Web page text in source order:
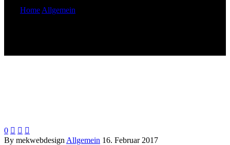
Home Allgemein
0   
By mekwebdesign Allgemein 16. Februar 2017